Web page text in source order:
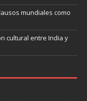
mundiales como
cultural entre India y